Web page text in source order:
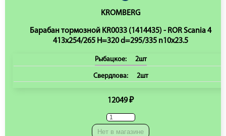
KROMBERG
Барабан тормозной KR0033 (1414435) - ROR Scania 4
413x254/265 H=320 d=295/335 n10x23.5
Рыбацкое: 2шт
Свердлова: 2шт
12049 ₽
Нет в магазине